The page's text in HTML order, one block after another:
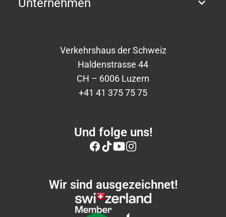
Unternehmen
Verkehrshaus der Schweiz
Haldenstrasse 44
CH – 6006 Luzern
+41 41 375 75 75
Und folge uns!
Wir sind ausgezeichnet!